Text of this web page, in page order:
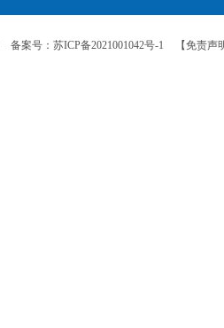
备案号：苏ICP备2021001042号-1 【免责声